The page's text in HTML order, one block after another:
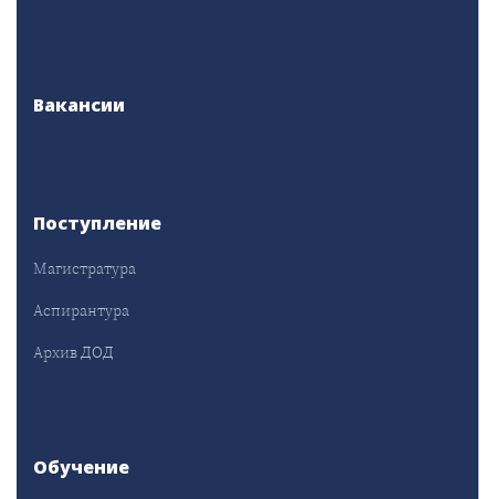
Вакансии
Поступление
Магистратура
Аспирантура
Архив ДОД
Обучение